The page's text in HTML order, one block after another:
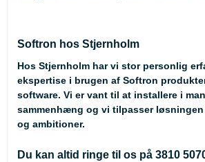
Softron hos Stjernholm
Hos Stjernholm har vi stor personlig
ekspertise i brugen af Softron
software. Vi er vant til at installere i
sammenhæng og vi tilpasser
og ambitioner.
Du kan altid ringe til os på 3810